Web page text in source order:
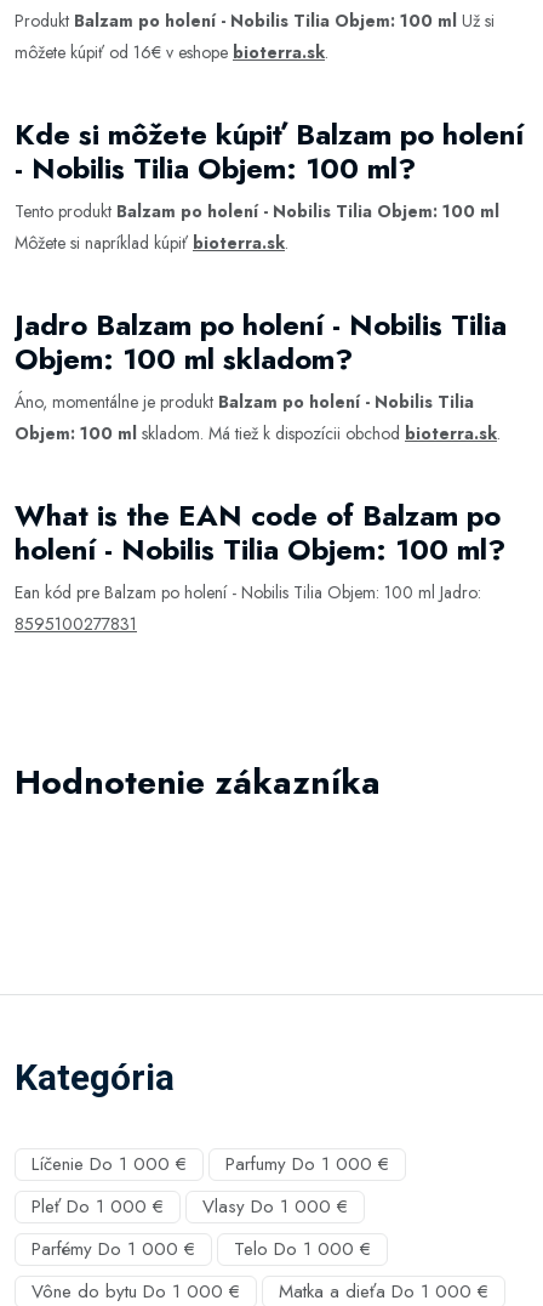
Produkt Balzam po holení - Nobilis Tilia Objem: 100 ml Už si
môžete kúpiť od 16€ v eshope bioterra.sk.
Kde si môžete kúpiť Balzam po holení
- Nobilis Tilia Objem: 100 ml?
Tento produkt Balzam po holení - Nobilis Tilia Objem: 100 ml
Môžete si napríklad kúpiť bioterra.sk.
Jadro Balzam po holení - Nobilis Tilia
Objem: 100 ml skladom?
Áno, momentálne je produkt Balzam po holení - Nobilis Tilia
Objem: 100 ml skladom. Má tiež k dispozícii obchod bioterra.sk.
What is the EAN code of Balzam po
holení - Nobilis Tilia Objem: 100 ml?
Ean kód pre Balzam po holení - Nobilis Tilia Objem: 100 ml Jadro:
8595100277831
Hodnotenie zákazníka
Kategória
Líčenie Do 1 000 €
Parfumy Do 1 000 €
Pleť Do 1 000 €
Vlasy Do 1 000 €
Parfémy Do 1 000 €
Telo Do 1 000 €
Vône do bytu Do 1 000 €
Matka a dieťa Do 1 000 €